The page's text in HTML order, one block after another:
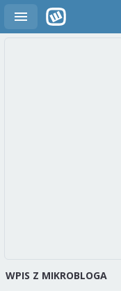
WPIS Z MIKROBLOGA